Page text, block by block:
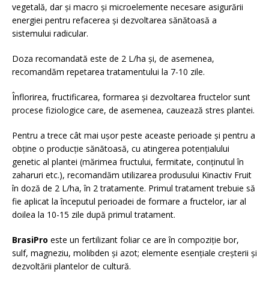
vegetală, dar și macro și microelemente necesare asigurării
energiei pentru refacerea și dezvoltarea sănătoasă a
sistemului radicular.
Doza recomandată este de 2 L/ha și, de asemenea,
recomandăm repetarea tratamentului la 7-10 zile.
Înflorirea, fructificarea, formarea și dezvoltarea fructelor sunt
procese fiziologice care, de asemenea, cauzează stres plantei.
Pentru a trece cât mai ușor peste aceaste perioade și pentru a
obține o producție sănătoasă, cu atingerea potențialului
genetic al plantei (mărimea fructului, fermitate, conținutul în
zaharuri etc.), recomandăm utilizarea produsului Kinactiv Fruit
în doză de 2 L/ha, în 2 tratamente. Primul tratament trebuie să
fie aplicat la începutul perioadei de formare a fructelor, iar al
doilea la 10-15 zile după primul tratament.
BrasiPro este un fertilizant foliar ce are în compoziție bor,
sulf, magneziu, molibden și azot; elemente esențiale creșterii și
dezvoltării plantelor de cultură.